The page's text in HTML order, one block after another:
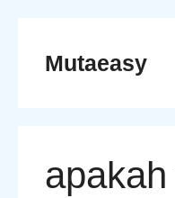
contentMutaeasy